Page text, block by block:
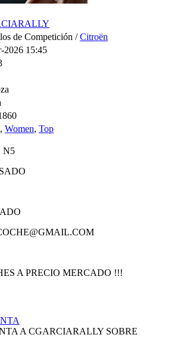
de Competición /
2026 15:45
,Women
N5
A PRECIO MERCADO !!!
A CGARCIARALLY SOBRE
poder realizar la consulta